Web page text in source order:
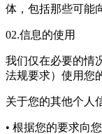
体，包括那些可能
02.信息的使用
我们仅在必要的情
法规要求）使用您
关于您的其他个人
• 根据您的要求向